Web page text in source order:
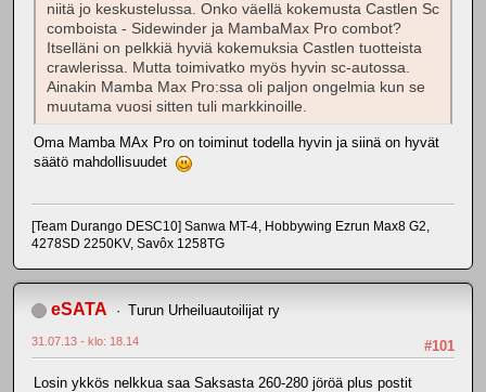
niitä jo keskustelussa. Onko väellä kokemusta Castlen Sc
comboista - Sidewinder ja MambaMax Pro combot?
Itselläni on pelkkiä hyviä kokemuksia Castlen tuotteista
crawlerissa. Mutta toimivatko myös hyvin sc-autossa.
Ainakin Mamba Max Pro:ssa oli paljon ongelmia kun se
muutama vuosi sitten tuli markkinoille.
Oma Mamba MAx Pro on toiminut todella hyvin ja siinä on hyvät
säätö mahdollisuudet
[Team Durango DESC10] Sanwa MT-4, Hobbywing Ezrun Max8 G2,
4278SD 2250KV, Savôx 1258TG
eSATA Turun Urheiluautoilijat ry
#101
31.07.13 - klo: 18.14
Losin ykkös nelkkua saa Saksasta 260-280 jöröä plus postit